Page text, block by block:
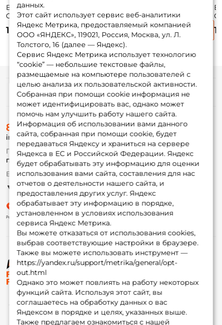
Воблер Jackall
Cherry 0 Footer
48мм. 7,6гр.
chrome tiger до
0,2м. floating
1 190 ₽
Chubby 38мм. SR
4гр. до 1м. noike
gill floating
1 190 ₽
Chubby 38мм. SR
4гр. до 1м. green
pallet orange
floating
1 190 ₽ 1
данных.
Этот сайт использует сервис веб-аналитики
Яндекс Метрика, предоставляемый компанией
ООО «ЯНДЕКС», 119021, Россия, Москва, ул. Л.
Толстого, 16 (далее — Яндекс).
Сервис Яндекс Метрика использует технологию
“cookie” — небольшие текстовые файлы,
размещаемые на компьютере пользователей с
целью анализа их пользовательской активности.
Собранная при помощи cookie информация не
может идентифицировать вас, однако может
помочь нам улучшить работу нашего сайта.
Информация об использовании вами данного
сайта, собранная при помощи cookie, будет
передаваться Яндексу и храниться на сервере
Яндекса в ЕС и Российской Федерации. Яндекс
будет обрабатывать эту информацию для оценки
использования вами сайта, составления для нас
отчетов о деятельности нашего сайта, и
предоставления других услуг. Яндекс
обрабатывает эту информацию в порядке,
установленном в условиях использования
сервиса Яндекс Метрика.
Вы можете отказаться от использования cookies,
выбрав соответствующие настройки в браузере.
Также вы можете использовать инструмент —
https://yandex.ru/support/metrika/general/opt-
out.html
Однако это может повлиять на работу некоторых
функций сайта. Используя этот сайт, вы
соглашаетесь на обработку данных о вас
Яндексом в порядке и целях, указанных выше.
Также предлагаем ознакомиться с нашей
© ФоксФишинг, 2009-2026
Информация
О магазине
Доставка
Оплата
Fox-bonus
Гуру
Партнерская программа
8 (495) 532-77-88
info@foxfishing.ru
По вопросам с заказом
г. Москва, ул. Плеханова д.7
Ежедневно 10:00 до 20:00